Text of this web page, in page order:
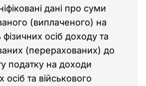
дані про суми
(виплаченого) на
фізичних осіб доходу та
(перерахованих) до
податку на доходи
осіб та військового